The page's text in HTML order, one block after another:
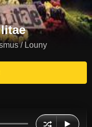
/ Louny